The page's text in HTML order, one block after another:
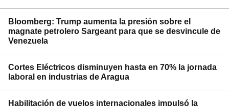
Bloomberg: Trump aumenta la presión sobre el
magnate petrolero Sargeant para que se desvincule de
Venezuela
Cortes Eléctricos disminuyen hasta en 70% la jornada
laboral en industrias de Aragua
Habilitación de vuelos internacionales impulsó la